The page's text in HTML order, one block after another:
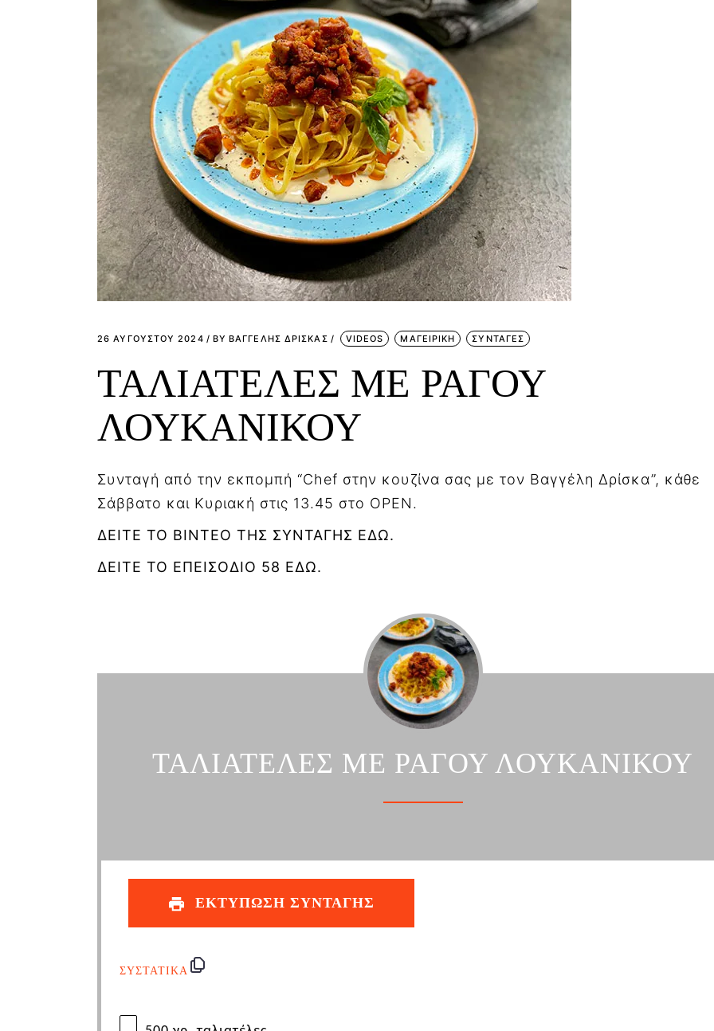
26 ΑΥΓΟΎΣΤΟΥ 2024 BY ΒΑΓΓΕΛΗΣ ΔΡΙΣΚΑΣ VIDEOS ΜΑΓΕΙΡΙΚΗ ΣΥΝΤΑΓΕΣ
ΤΑΛΙΑΤΕΛΕΣ ΜΕ ΡΑΓΟΥ
ΛΟΥΚΑΝΙΚΟΥ
Συνταγή από την εκπομπή “Chef στην κουζίνα σας με τον Βαγγέλη Δρίσκα”, κάθε
Σάββατο και Κυριακή στις 13.45 στο OPEN.
ΔΕΙΤΕ ΤΟ ΒΙΝΤΕΟ ΤΗΣ ΣΥΝΤΑΓΗΣ ΕΔΩ.
ΔΕΙΤΕ ΤΟ ΕΠΕΙΣΟΔΙΟ 58 ΕΔΩ.
ΤΑΛΙΑΤΕΛΕΣ ΜΕ ΡΑΓΟΥ ΛΟΥΚΑΝΙΚΟΥ
ΕΚΤΥΠΩΣΗ ΣΥΝΤΑΓΗΣ
ΣΥΣΤΑΤΙΚΑ